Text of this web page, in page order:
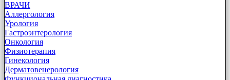
ВРАЧИ
Аллергология
Урология
Гастроэнтерология
Онкология
Физиотерапия
Гинекология
Дерматовенерология